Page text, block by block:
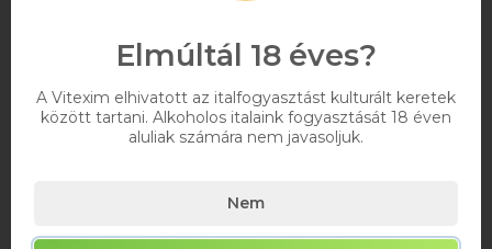
Soligo Prosecco Extra Dry 0.75l DRS
MAXIMUM 12 ÜVEG/RENDELÉS! ***DRS DÍJ/ÜVEG
Elmúltál 18 éves?
A Vitexim elhivatott az italfogyasztást kulturált keretek
között tartani. Alkoholos italaink fogyasztását 18 éven
aluliak számára nem javasoljuk.
Nem